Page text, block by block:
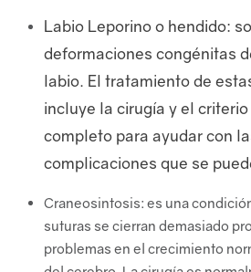
Pacientes
Labio Leporino o hendido:
deformaciones congénitas
labio. El tratamiento de
incluye la cirugía y el
completo para ayudar con
complicaciones que se
Craneosintosis: es una
suturas se cierran demasiado
problemas en el crecimiento